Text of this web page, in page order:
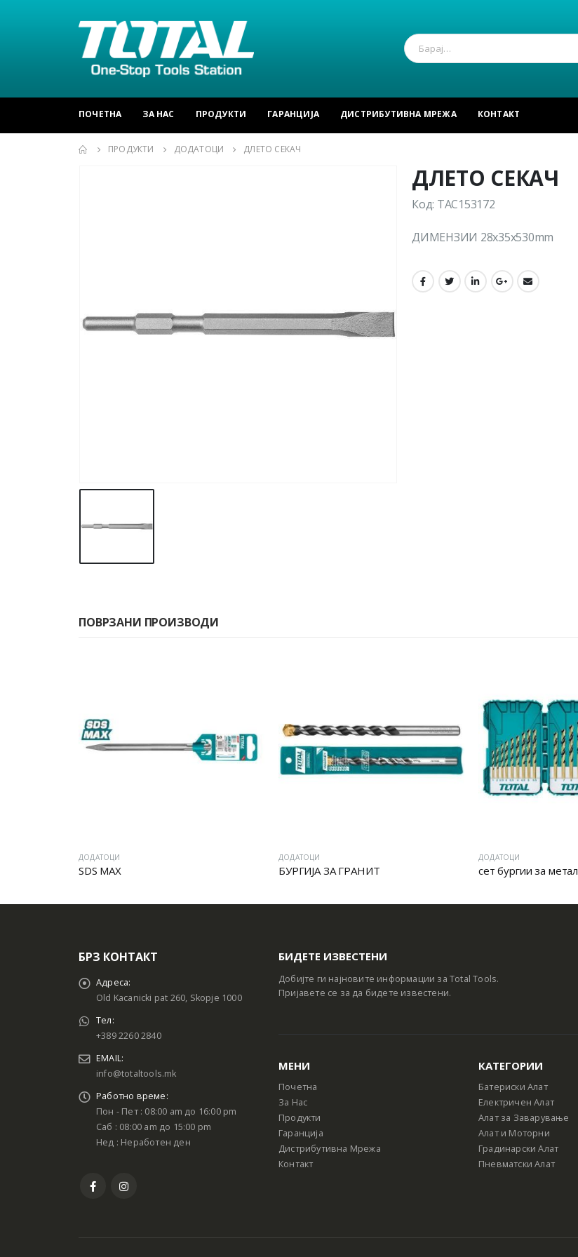
ПОЧЕТНА ЗА НАС ПРОДУКТИ ГАРАНЦИЈА ДИСТРИБУТИВНА МРЕЖА КОНТАКТ
ПРОДУКТИ ДОДАТОЦИ ДЛЕТО СЕКАЧ
ДЛЕТО СЕКАЧ
Код: TAC153172
ДИМЕНЗИИ 28x35x530mm
ПОВРЗАНИ ПРОИЗВОДИ
ДОДАТОЦИ
SDS MAX
ДОДАТОЦИ
БУРГИЈА ЗА ГРАНИТ
ДОДАТОЦИ
сет бургии за метал
БРЗ КОНТАКТ
Адреса:
Old Kacanicki pat 260, Skopje 1000
Тел:
+389 2260 2840
EMAIL:
info@totaltools.mk
Работно време:
Пон - Пет : 08:00 am до 16:00 pm
Саб : 08:00 am до 15:00 pm
Нед : Неработен ден
БИДЕТЕ ИЗВЕСТЕНИ
Добијте ги најновите информации за Total Tools.
Пријавете се за да бидете известени.
МЕНИ
Почетна
За Нас
Продукти
Гаранција
Дистрибутивна Мрежа
Контакт
КАТЕГОРИИ
Батериски Алат
Електричен Алат
Алат за Заварување
Алат и Моторни
Градинарски Алат
Пневматски Алат